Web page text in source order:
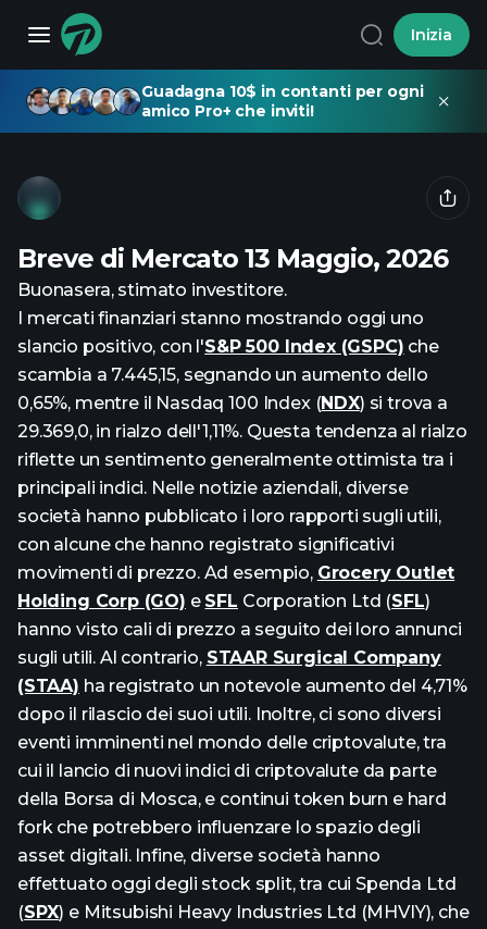
Inizia
Guadagna 10$ in contanti per ogni
amico Pro+ che inviti!
Breve di Mercato 13 Maggio, 2026
Buonasera, stimato investitore.
I mercati finanziari stanno mostrando oggi uno
slancio positivo, con l'S&P 500 Index (GSPC) che
scambia a 7.445,15, segnando un aumento dello
0,65%, mentre il Nasdaq 100 Index (NDX) si trova a
29.369,0, in rialzo dell'1,11%. Questa tendenza al rialzo
riflette un sentimento generalmente ottimista tra i
principali indici. Nelle notizie aziendali, diverse
società hanno pubblicato i loro rapporti sugli utili,
con alcune che hanno registrato significativi
movimenti di prezzo. Ad esempio, Grocery Outlet
Holding Corp (GO) e SFL Corporation Ltd (SFL)
hanno visto cali di prezzo a seguito dei loro annunci
sugli utili. Al contrario, STAAR Surgical Company
(STAA) ha registrato un notevole aumento del 4,71%
dopo il rilascio dei suoi utili. Inoltre, ci sono diversi
eventi imminenti nel mondo delle criptovalute, tra
cui il lancio di nuovi indici di criptovalute da parte
della Borsa di Mosca, e continui token burn e hard
fork che potrebbero influenzare lo spazio degli
asset digitali. Infine, diverse società hanno
effettuato oggi degli stock split, tra cui Spenda Ltd
(SPX) e Mitsubishi Heavy Industries Ltd (MHVIY), che